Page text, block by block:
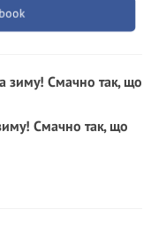
Смачно так, що